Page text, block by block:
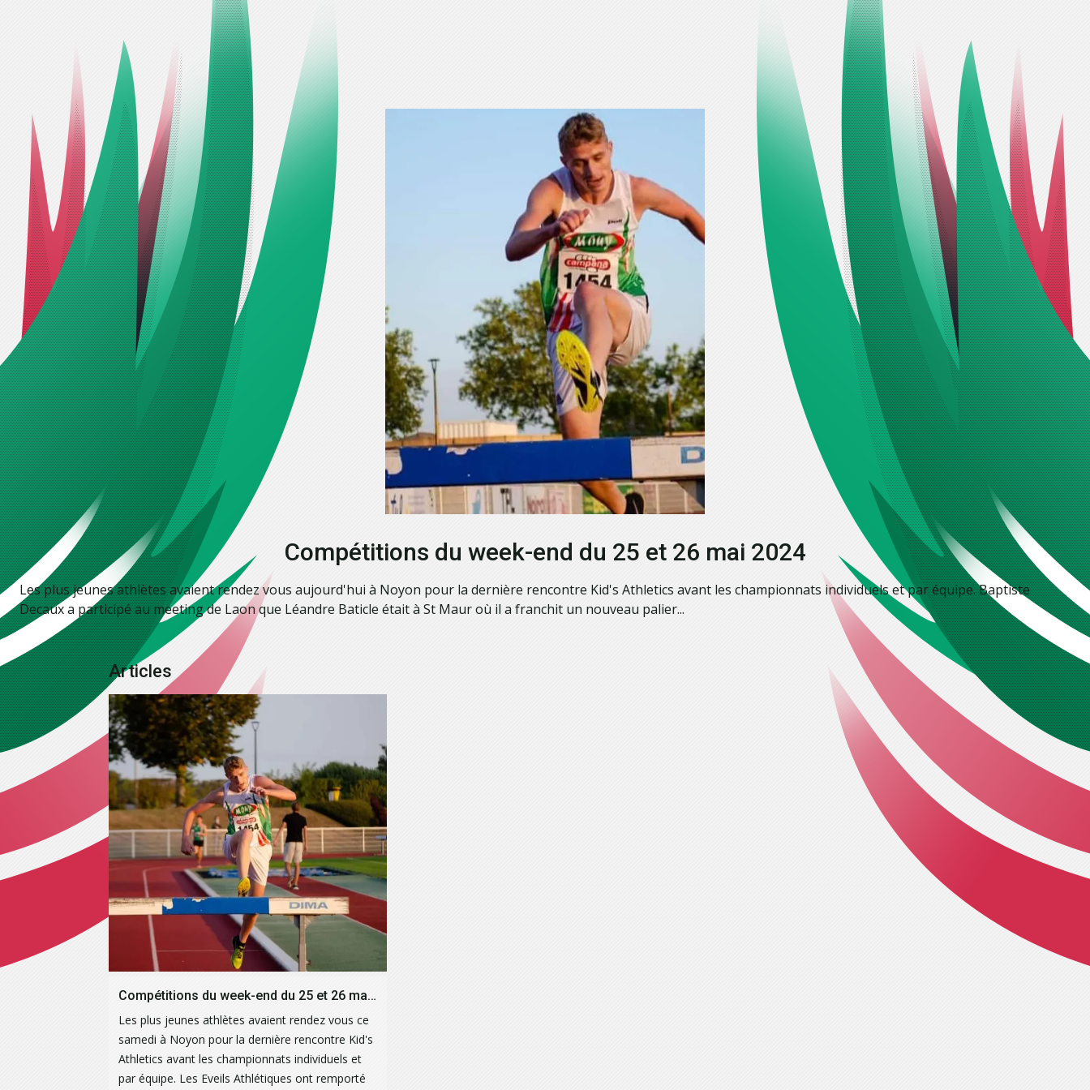
Compétitions du week-end du 25 et 26 mai 2024
Les plus jeunes athlètes avaient rendez vous aujourd'hui à Noyon pour la dernière rencontre Kid's Athletics avant les championnats individuels et par équipe. Baptiste
Decaux a participé au meeting de Laon que Léandre Baticle était à St Maur où il a franchit un nouveau palier...
Articles
Compétitions du week-end du 25 et 26 mai 2024
Les plus jeunes athlètes avaient rendez vous ce
samedi à Noyon pour la dernière rencontre Kid's
Athletics avant les championnats individuels et
par équipe. Les Eveils Athlétiques ont remporté